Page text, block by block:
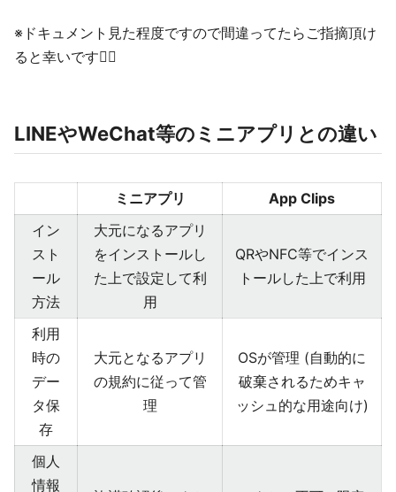
※ドキュメント見た程度ですので間違ってたらご指摘頂け
ると幸いです🙇‍♂️
LINEやWeChat等のミニアプリとの違い
ミニアプリ
App Clips
イン
スト
ール
方法
大元になるアプリ
をインストールし
た上で設定して利
用
QRやNFC等でインス
トールした上で利用
利用
時の
デー
タ保
存
大元となるアプリ
の規約に従って管
理
OSが管理 (自動的に
破棄されるためキャ
ッシュ的な用途向け)
個人
情報